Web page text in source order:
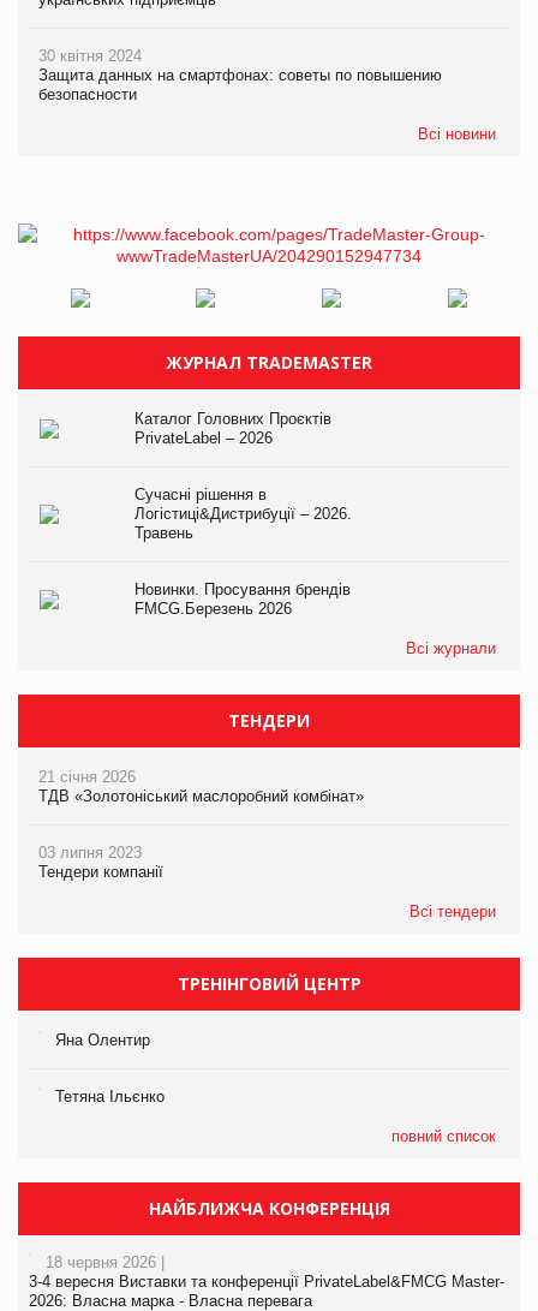
30 квітня 2024
Защита данных на смартфонах: советы по повышению
безопасности
Всі новини
ЖУРНАЛ TRADEMASTER
Каталог Головних Проєктів
PrivateLabel – 2026
Сучасні рішення в
Логістиці&Дистрибуції – 2026.
Травень
Новинки. Просування брендів
FMCG.Березень 2026
Всі журнали
ТЕНДЕРИ
21 січня 2026
ТДВ «Золотоніський маслоробний комбінат»
03 липня 2023
Тендери компанії
Всі тендери
ТРЕНІНГОВИЙ ЦЕНТР
Яна Олентир
Тетяна Ільєнко
повний список
НАЙБЛИЖЧА КОНФЕРЕНЦІЯ
18 червня 2026 |
3-4 вересня Виставки та конференції PrivateLabel&FMCG Master-
2026: Власна марка - Власна перевага